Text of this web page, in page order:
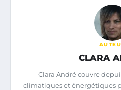
CLARA
Clara André couvre
climatiques et énergétiques